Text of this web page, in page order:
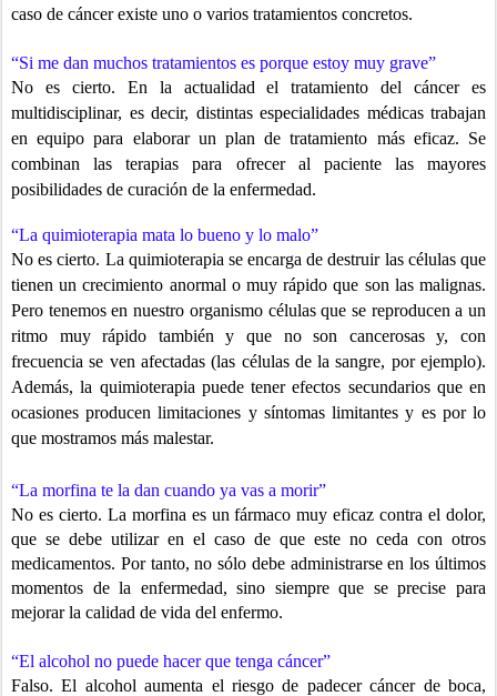
caso de cáncer existe uno o varios tratamientos concretos.
“Si me dan muchos tratamientos es porque estoy muy grave”
No es cierto. En la actualidad el tratamiento del cáncer es
multidisciplinar, es decir, distintas especialidades médicas trabajan
en equipo para elaborar un plan de tratamiento más eficaz. Se
combinan las terapias para ofrecer al paciente las mayores
posibilidades de curación de la enfermedad.
“La quimioterapia mata lo bueno y lo malo”
No es cierto. La quimioterapia se encarga de destruir las células que
tienenun crecimiento anormal o muy rápido que son las malignas.
Pero tenemosen nuestro organismo células que se reproducen a un
ritmo muy rápido también y que no son cancerosas y, con
frecuencia se ven afectadas (las células de la sangre, por ejemplo).
Además, la quimioterapia puede tener efectos secundarios que en
ocasiones producen limitaciones y síntomas limitantes y es por lo
que mostramos más malestar.
“La morfina te la dan cuando ya vas a morir”
No es cierto. La morfina es un fármaco muy eficaz contra el dolor,
que se debe utilizar en el caso de que este no ceda con otros
medicamentos. Por tanto, no sólo debe administrarse en los últimos
momentos de la enfermedad, sino siempre que se precise para
mejorar la calidad de vida del enfermo.
“El alcohol no puede hacer que tenga cáncer”
Falso. El alcohol aumenta el riesgo de padecer cáncer de boca,